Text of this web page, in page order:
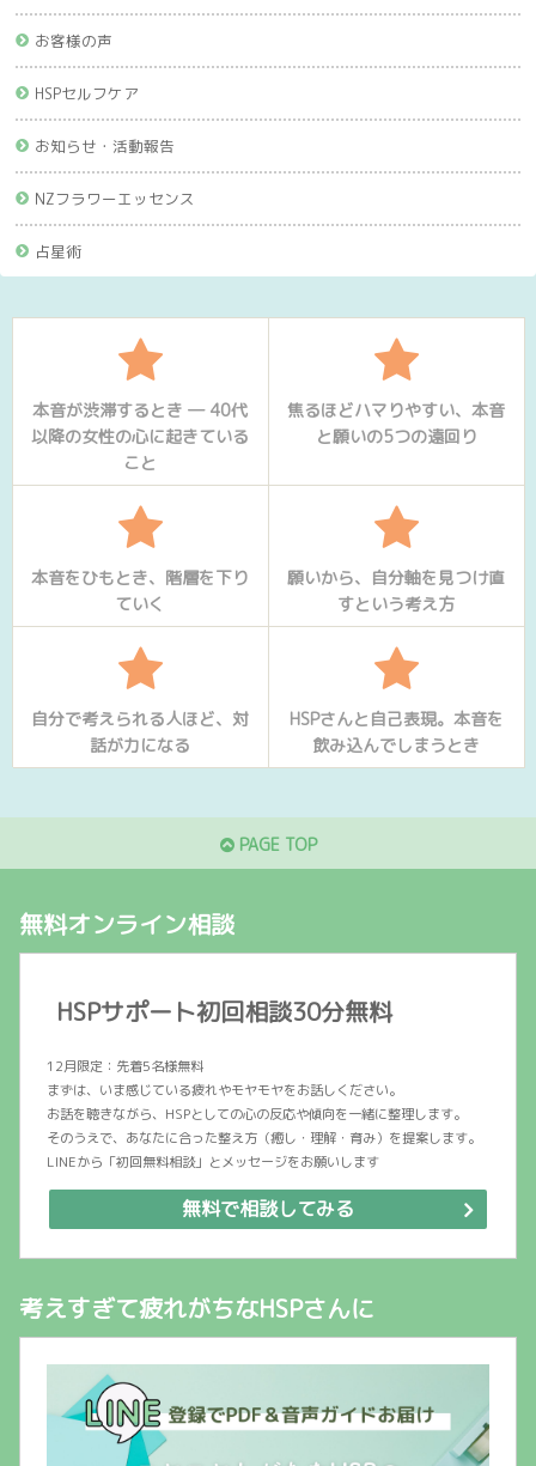
お客様の声
HSPセルフケア
お知らせ・活動報告
NZフラワーエッセンス
占星術
本音が渋滞するとき ― 40代
以降の女性の心に起きている
こと
焦るほどハマりやすい、本音
と願いの5つの遠回り
本音をひもとき、階層を下り
ていく
願いから、自分軸を見つけ直
すという考え方
自分で考えられる人ほど、対
話が力になる
HSPさんと自己表現。本音を
飲み込んでしまうとき
PAGE TOP
無料オンライン相談
HSPサポート初回相談30分無料
12月限定：先着5名様無料
まずは、いま感じている疲れやモヤモヤをお話しください。
お話を聴きながら、HSPとしての心の反応や傾向を一緒に整理します。
そのうえで、あなたに合った整え方（癒し・理解・育み）を提案します。
LINEから「初回無料相談」とメッセージをお願いします
無料で相談してみる
考えすぎて疲れがちなHSPさんに